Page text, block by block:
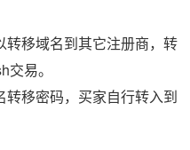
转移域名到其它注册商，转
易。
移密码，买家自行转入到